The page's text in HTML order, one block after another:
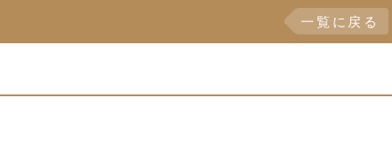
一覧に戻る